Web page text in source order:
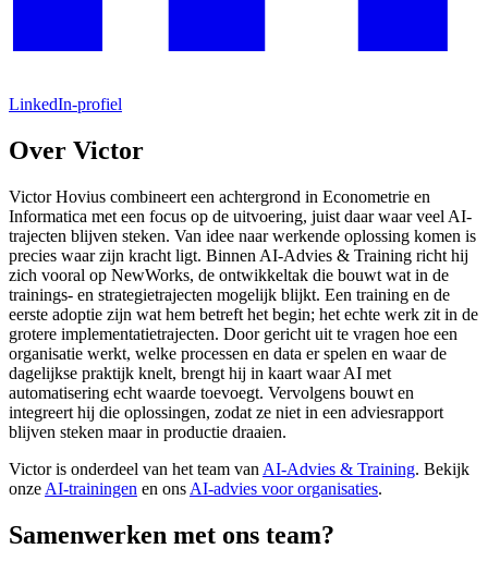
LinkedIn-profiel
Over Victor
Victor Hovius combineert een achtergrond in Econometrie en
Informatica met een focus op de uitvoering, juist daar waar veel AI-
trajecten blijven steken. Van idee naar werkende oplossing komen is
precies waar zijn kracht ligt. Binnen AI-Advies & Training richt hij
zich vooral op NewWorks, de ontwikkeltak die bouwt wat in de
trainings- en strategietrajecten mogelijk blijkt. Een training en de
eerste adoptie zijn wat hem betreft het begin; het echte werk zit in de
grotere implementatietrajecten. Door gericht uit te vragen hoe een
organisatie werkt, welke processen en data er spelen en waar de
dagelijkse praktijk knelt, brengt hij in kaart waar AI met
automatisering echt waarde toevoegt. Vervolgens bouwt en
integreert hij die oplossingen, zodat ze niet in een adviesrapport
blijven steken maar in productie draaien.
Victor is onderdeel van het team van AI-Advies & Training. Bekijk
onze AI-trainingen en ons AI-advies voor organisaties.
Samenwerken met ons team?